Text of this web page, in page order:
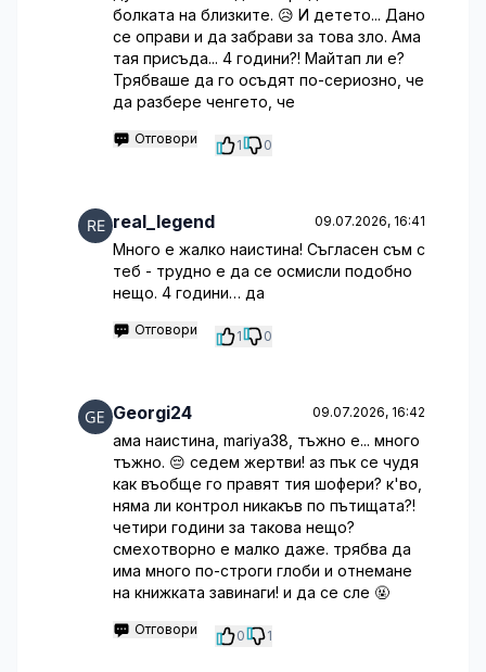
болката на близките. 😥 И детето... Дано
се оправи и да забрави за това зло. Ама
тая присъда... 4 години?! Майтап ли е?
Трябваше да го осъдят по-сериозно, че
да разбере ченгето, че
Отговори 1 0
real_legend 09.07.2026, 16:41
Много е жалко наистина! Съгласен съм с
теб - трудно е да се осмисли подобно
нещо. 4 години… да
Отговори 1 0
Georgi24 09.07.2026, 16:42
ама наистина, mariya38, тъжно е... много
тъжно. 😔 седем жертви! аз пък се чудя
как въобще го правят тия шофери? к'во,
няма ли контрол никакъв по пътищата?!
четири години за такова нещо?
смехотворно е малко даже. трябва да
има много по-строги глоби и отнемане
на книжката завинаги! и да се сле 🤬
Отговори 0 1